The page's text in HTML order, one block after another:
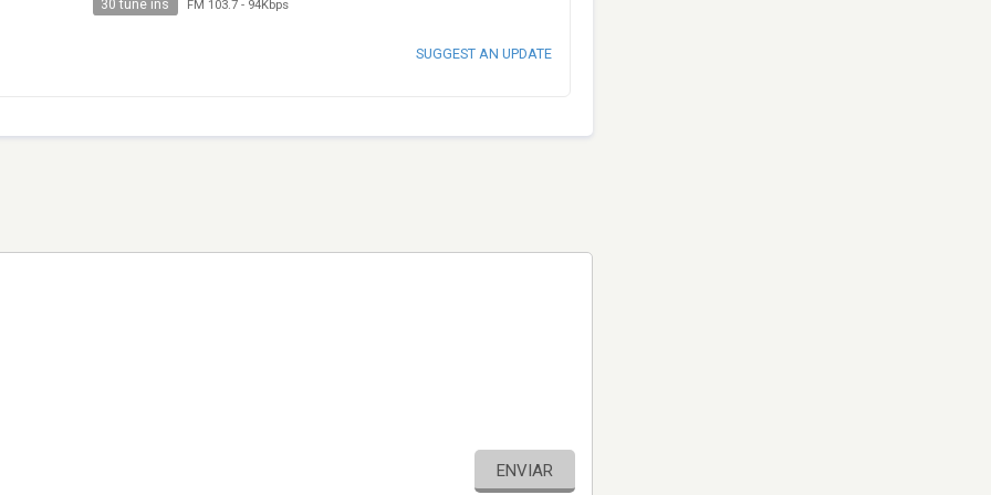
30 tune ins FM 103.7- 94Kbps
SUGGEST AN UPDATE
ENVIAR